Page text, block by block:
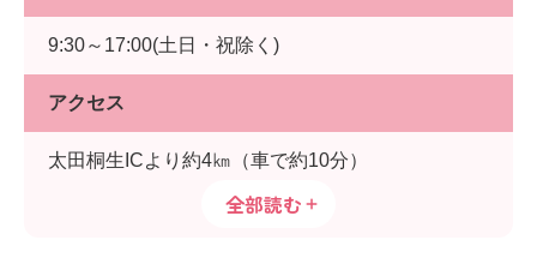
9:30～17:00(土日・祝除く)
アクセス
太田桐生ICより約4㎞（車で約10分）
全部読む